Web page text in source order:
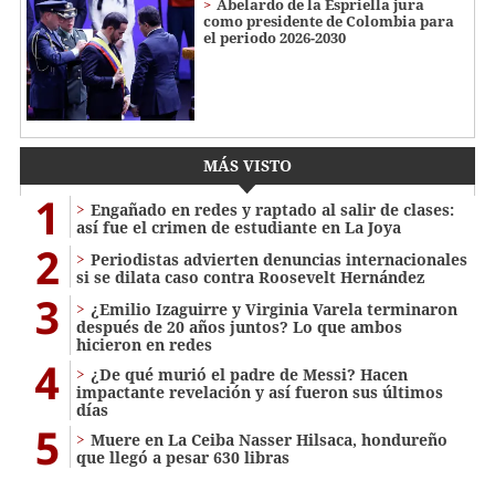
Abelardo de la Espriella jura
como presidente de Colombia para
el periodo 2026-2030
MÁS VISTO
1
Engañado en redes y raptado al salir de clases:
así fue el crimen de estudiante en La Joya
2
Periodistas advierten denuncias internacionales
si se dilata caso contra Roosevelt Hernández
3
¿Emilio Izaguirre y Virginia Varela terminaron
después de 20 años juntos? Lo que ambos
hicieron en redes
4
¿De qué murió el padre de Messi? Hacen
impactante revelación y así fueron sus últimos
días
5
Muere en La Ceiba Nasser Hilsaca, hondureño
que llegó a pesar 630 libras